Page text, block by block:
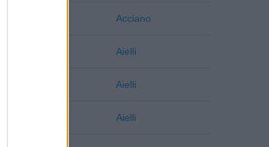
Acciano
Aielli
Aielli
Aielli